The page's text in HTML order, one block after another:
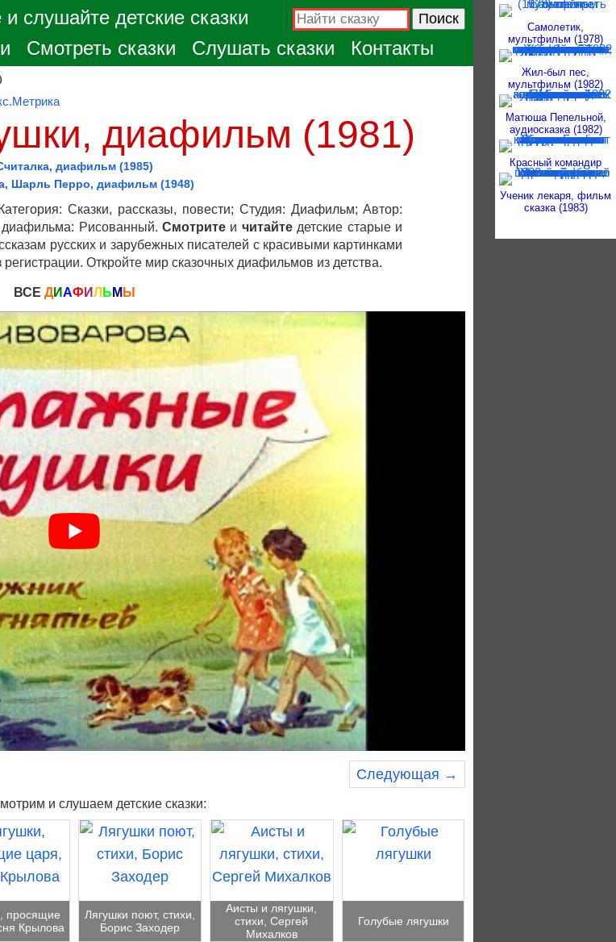
Самолетик,
мультфильм (1978)
Жил-был пес,
мультфильм (1982)
Матюша Пепельной,
аудиосказка (1982)
Красный командир
Ученик лекаря, фильм
сказка (1983)
слушайте детские сказки
Смотреть сказки Слушать сказки Контакты
диафильм (1981)
диафильм (1985)
Шарль Перро, диафильм (1948)
Сказки, рассказы, повести; Студия: Диафильм; Автор:
Рисованный. Смотритеи читайтедетские старые и
русских и зарубежных писателей с красивыми картинками
регистрации. Откройте мир сказочных диафильмов из детства.
ВСЕ ДИАФ ИЛ Ь М Ы
Следующая →
и слушаем детские сказки:
просящие
Крылова
Лягушки поют, стихи,
Борис Заходер
Аисты и лягушки,
стихи, Сергей
Михалков
Голубые лягушки